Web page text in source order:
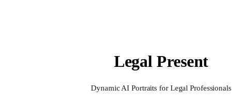
Legal Present
Dynamic AI Portraits for Legal Professionals